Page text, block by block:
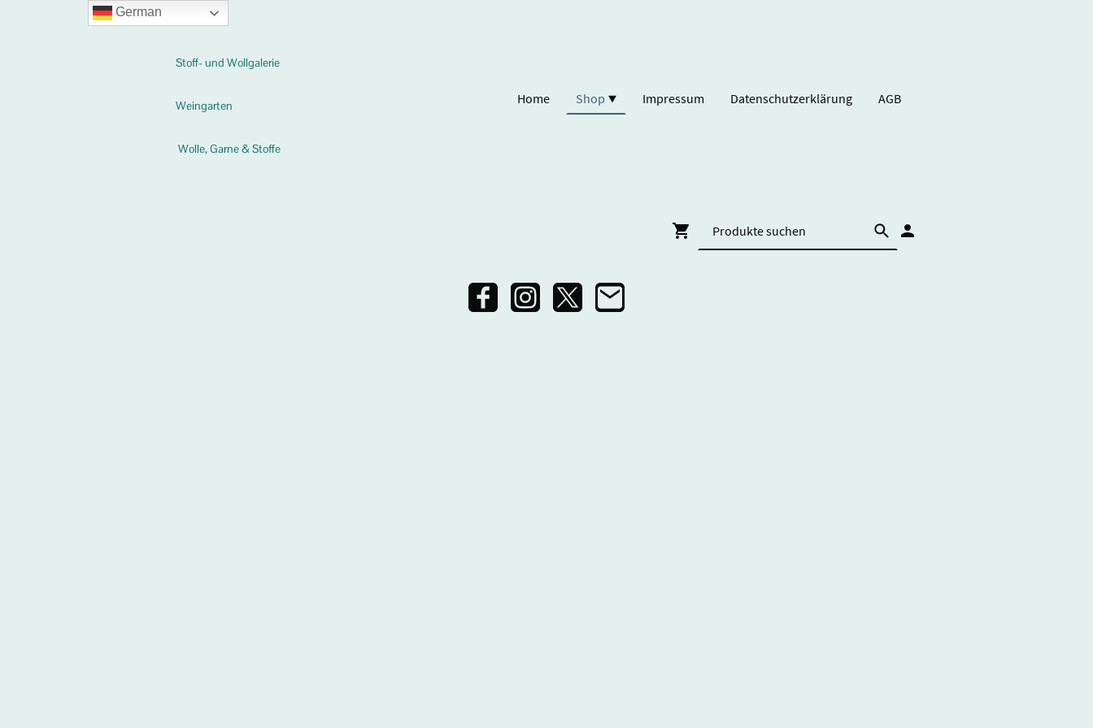
Stoff- und Wollgalerie
Weingarten
Wolle, Garne & Stoffe
Home Shop Impressum Datenschutzerklärung AGB
German